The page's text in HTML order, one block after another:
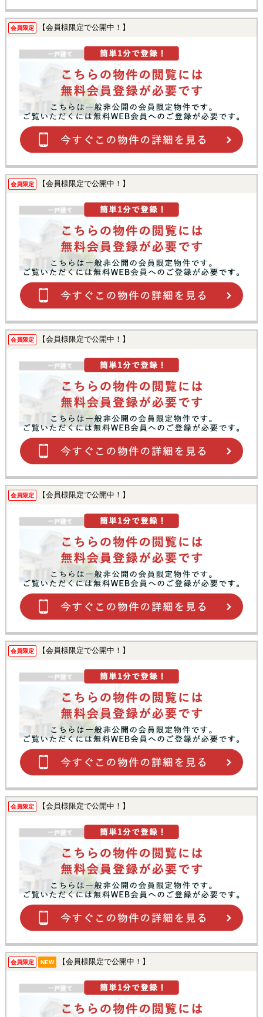
会員限定 【会員様限定で公開中！】
会員限定 【会員様限定で公開中！】
会員限定 【会員様限定で公開中！】
会員限定 【会員様限定で公開中！】
会員限定 【会員様限定で公開中！】
会員限定 【会員様限定で公開中！】
会員限定 NEW 【会員様限定で公開中！】